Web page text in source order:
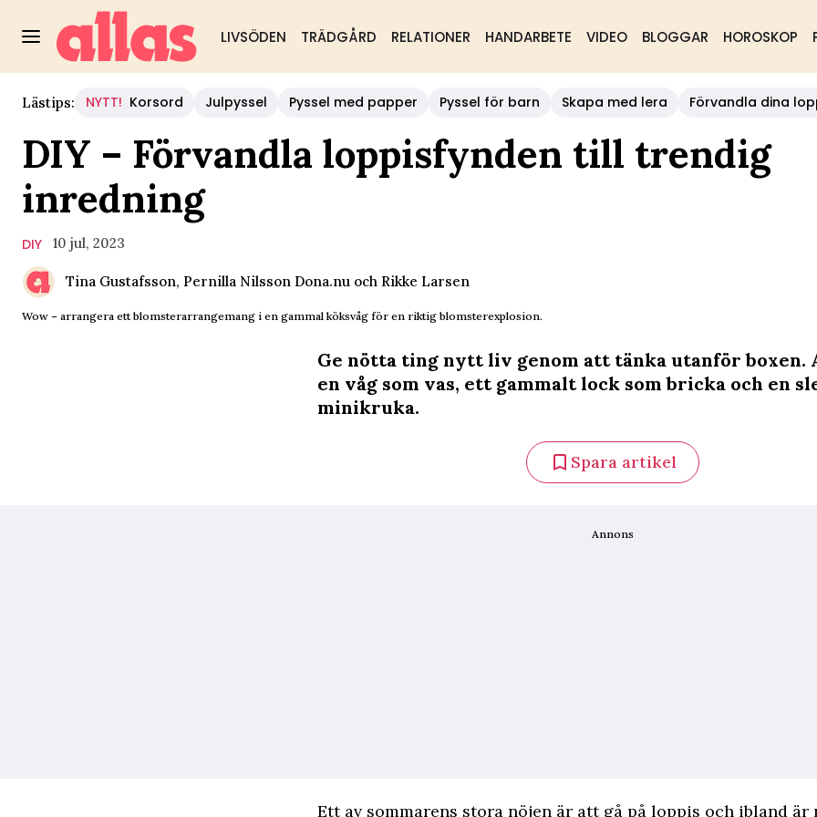
LIVSÖDEN TRÄDGÅRD RELATIONER HANDARBETE VIDEO BLOGGAR HOROSKOP
Lästips: NYTT! Korsord Julpyssel Pyssel med papper Pyssel för barn Skapa med lera Förvandla dina
DIY – Förvandla loppisfynden till trendig
inredning
DIY 10 jul, 2023
Tina Gustafsson, Pernilla Nilsson Dona.nu och Rikke Larsen
Wow – arrangera ett blomsterarrangemang i en gammal köksvåg för en riktig blomsterexplosion.
Ge nötta ting nytt liv genom att tänka utanför boxen.
en våg som vas, ett gammalt lock som bricka och en
minikruka.
Spara artikel
Annons
Ett av sommarens stora nöjen är att gå på loppis och ibland är